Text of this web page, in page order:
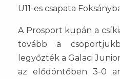
U11-es csapata
A Prosport kupán a
tovább a
legyőzték a Galaci
az elődöntőben 3-0